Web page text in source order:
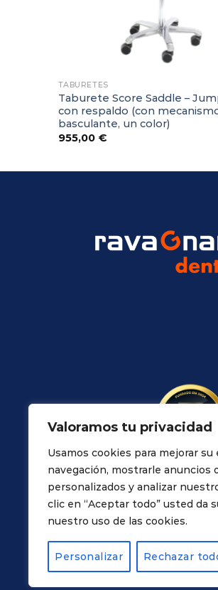
Valoramos tu privacidad
Usamos cookies para mejorar su
navegación, mostrarle anuncios
personalizados y analizar
clic en “Aceptar todo” usted da
nuestro uso de las cookies.
Personalizar Rechazar
TABURETES
Taburete Score Saddle –
con respaldo (con
basculante, un color)
955,00 €